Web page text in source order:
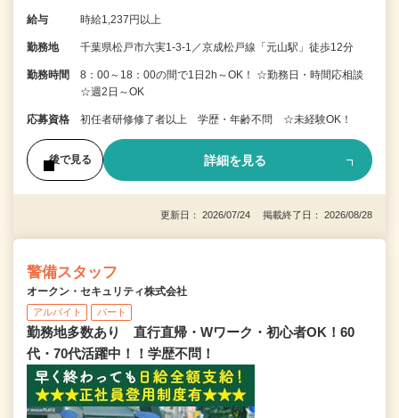
給与 時給1,237円以上
勤務地 千葉県松戸市六実1-3-1／京成松戸線「元山駅」徒歩12分
勤務時間
8：00～18：00の間で1日2h～OK！ ☆勤務日・時間応相談
☆週2日～OK
応募資格 初任者研修修了者以上 学歴・年齢不問 ☆未経験OK！
後で見る 詳細を見る
更新日： 2026/07/24 掲載終了日： 2026/08/28
警備スタッフ
オークン・セキュリティ株式会社
アルバイト パート
勤務地多数あり 直行直帰・Wワーク・初心者OK！60
代・70代活躍中！！学歴不問！